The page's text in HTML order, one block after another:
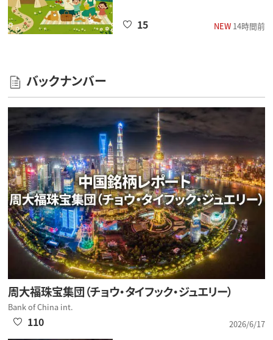
NEW14時間前
15
バックナンバー
周大福珠宝集団（チョウ・タイフック・ジュエリー）
Bank of China int.
2026/6/17
110